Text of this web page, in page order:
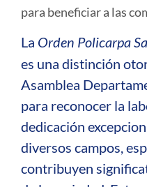
para beneficiar a las
La Orden Policarpa
es una distinción
Asamblea
para reconocer la
dedicación
diversos campos,
contribuyen